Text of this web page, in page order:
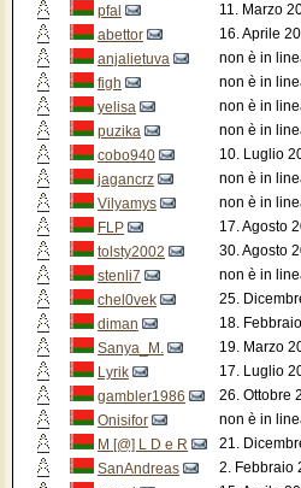
pfal
11. Marzo
abettor
16. Aprile
anjalietuva
non è in
figh
non è in
yelisa
non è in
puzika
non è in
cobo940
10. Luglio
jagancrz
non è in
Vilyamys
non è in
FLP
17. Agosto
tolsty2002
30. Agosto
stenli7
non è in
chel0vek
25.
diman
18.
Sanya_M.
19. Marzo
Lyrik
17. Luglio
gambler1986
26. Ottobre
Onisifor
non è in
M [@] L D e R
21.
SanAndreas
2. Febbraio